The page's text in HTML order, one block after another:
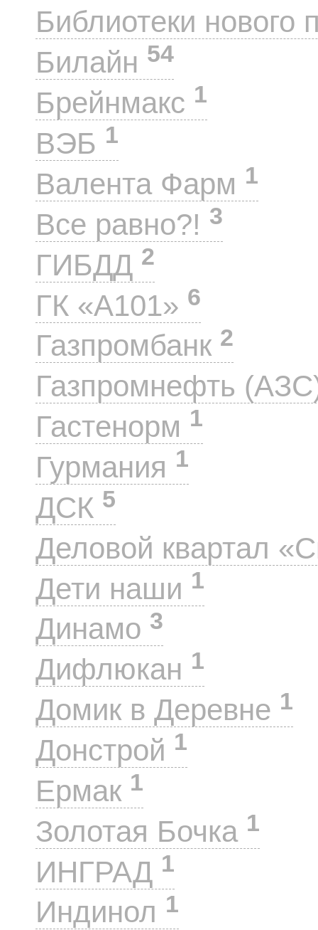
Библиотеки нового
Билайн 54
Брейнмакс 1
ВЭБ 1
Валента Фарм 1
Все равно?! 3
ГИБДД 2
ГК «А101» 6
Газпромбанк 2
Газпромнефть
Гастенорм 1
Гурмания 1
ДСК 5
Деловой квартал
Дети наши 1
Динамо 3
Дифлюкан 1
Домик в Деревне 1
Донстрой 1
Ермак 1
Золотая Бочка 1
ИНГРАД 1
Индинол 1